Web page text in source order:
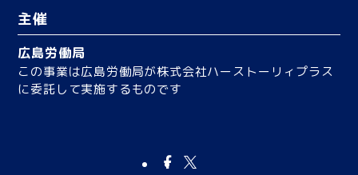
主催
広島労働局
この事業は広島労働局が株式会社ハーストーリィプラス
に委託して実施するものです